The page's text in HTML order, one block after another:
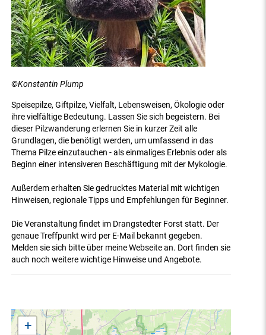
©Konstantin Plump
Speisepilze, Giftpilze, Vielfalt, Lebensweisen, Ökologie oder
ihre vielfältige Bedeutung. Lassen Sie sich begeistern. Bei
dieser Pilzwanderung erlernen Sie in kurzer Zeit alle
Grundlagen, die benötigt werden, um umfassend in das
Thema Pilze einzutauchen - als einmaliges Erlebnis oder als
Beginn einer intensiveren Beschäftigung mit der Mykologie.
Außerdem erhalten Sie gedrucktes Material mit wichtigen
Hinweisen, regionale Tipps und Empfehlungen für Beginner.
Die Veranstaltung findet im Drangstedter Forst statt. Der
genaue Treffpunkt wird per E-Mail bekannt gegeben.
Melden sie sich bitte über meine Webseite an. Dort finden sie
auch noch weitere wichtige Hinweise und Angebote.
+